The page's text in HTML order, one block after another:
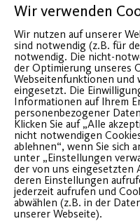
Premium
Wir verwenden
Wir nutzen auf unserer
sind notwendig (z.B. für
notwendig. Die nicht-
der Optimierung unseres
Webseitenfunktionen und
eingesetzt. Die
Informationen auf Ihrem
personenbezogener
Klicken Sie auf „Alle
nicht notwendigen
ablehnen“, wenn Sie sich
unter „Einstellungen
der von uns eingesetzten
deren Einstellungen
jederzeit aufrufen und
abwählen (z.B. in der
unserer Webseite).